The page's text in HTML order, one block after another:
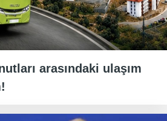
arasındaki ulaşım